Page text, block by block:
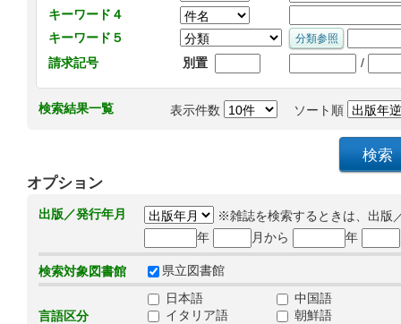
キーワード４
キーワード５
請求記号
別置 /
検索結果一覧 表示件数 ソート順
オプション
出版／発行年月
※雑誌を検索するときは、出版
年
月から 年
検索対象図書館 県立図書館
言語区分
日本語
中国語
イタリア語
朝鮮語